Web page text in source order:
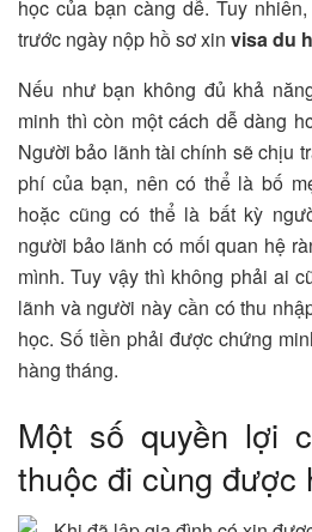
học của bạn càng dễ. Tuy
trước ngày nộp hồ sơ xin visa du
Nếu như bạn không đủ khả
minh thì còn một cách dễ dàng
Người bảo lãnh tài chính sẽ chịu
phí của bạn, nên có thể là bố
hoặc cũng có thể là bất kỳ
người bảo lãnh có mối quan hệ
mình. Tuy vậy thì không phải ai
lãnh và người này cần có thu
học. Số tiền phải được chứng
hàng tháng.
Một số quyền lợi
thuộc đi cùng được